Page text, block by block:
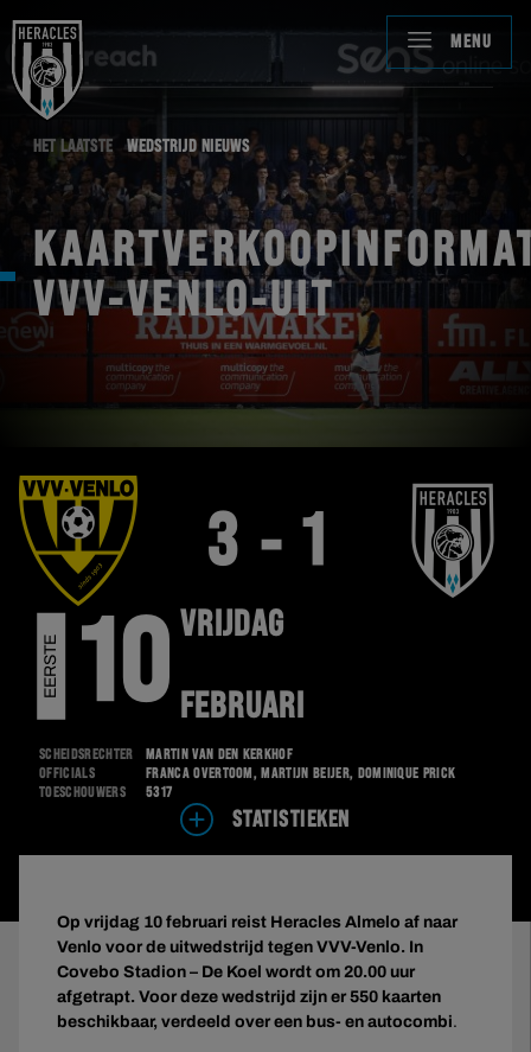
MENU
HET LAATSTE WEDSTRIJD NIEUWS
VVV-VENLO-UIT
E
E
R
S
T
E
D
I
V
I
S
I 10 VRIJDAG
FEBRUARI
3 - 1
Scheidsrechter
Martin van den Kerkhof
Officials
Franca Overtoom, Martijn Beijer, Dominique Prick
Toeschouwers
5317
STATISTIEKEN
Op vrijdag 10 februari reist Heracles Almelo af naar
Venlo voor de uitwedstrijd tegen VVV-Venlo. In
Covebo Stadion – De Koel wordt om 20.00 uur
afgetrapt. Voor deze wedstrijd zijn er 550 kaarten
beschikbaar, verdeeld over een bus- en autocombi.